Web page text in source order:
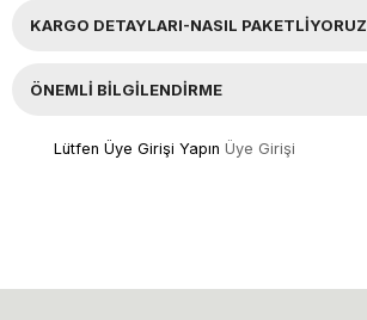
KARGO DETAYLARI-NASIL PAKETLİYORUZ
ÖNEMLI BILGILENDIRME
Lütfen Üye Girişi Yapın Üye Girişi